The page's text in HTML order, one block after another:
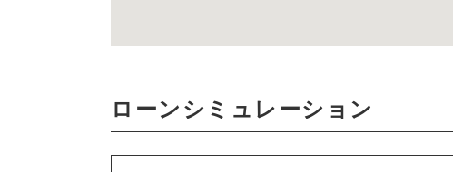
ローンシミュレーション